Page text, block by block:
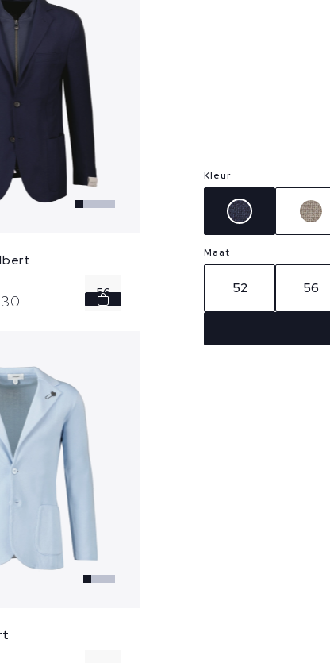
30 56
Kleur
Maat
52 56